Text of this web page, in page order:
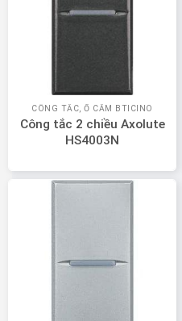
CÔNG TẮC, Ổ CẮM BTICINO
Công tắc 2 chiều Axolute
HS4003N